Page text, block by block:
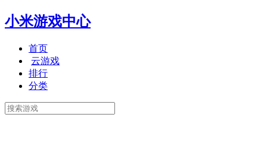
小米游戏中心
首页
云游戏
排行
分类